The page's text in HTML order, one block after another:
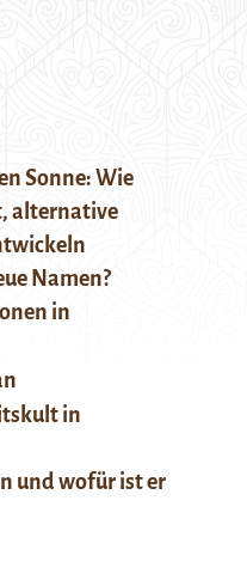
Sonne: Wie
alternative
Namen?
in
in
und wofür ist er